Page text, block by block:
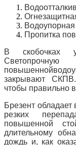
Пропитка
В скобочках
повышенной
закрывают
чтобы правильно
Брезент
резких
повышенной
длительному
дождь и, как